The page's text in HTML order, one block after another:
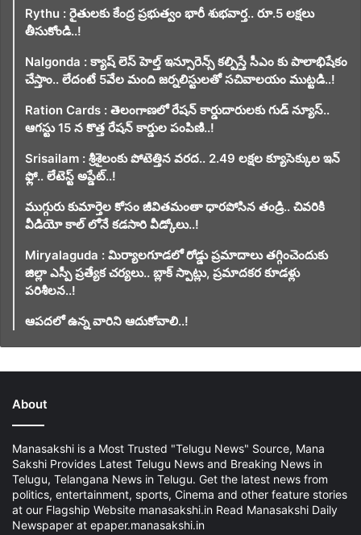
Rythu : రైతులకు కేంద్ర ప్రభుత్వం భారీ శుభవార్త.. రూ.5 లక్షలు
తీసుకోండి..!
Nalgonda : క్యాష్ లెస్ హెల్త్ ఇన్సూరెన్స్ కల్పిస్తే సీఎం కు పాలాభిషేకం
చేస్తాం.. లేదంటే 5వేల మంది జర్నలిస్టులతో సచివాలయం ముట్టడి..!
Ration Cards : తెలంగాణలో రేషన్ కార్డుదారులకు గుడ్ న్యూస్..
ఆగస్టు 15 న కొత్త రేషన్ కార్డుల పంపిణి..!
Srisailam : శ్రీశైలంకు పోటెత్తిన వరద.. 2.49 లక్షల క్యూసెక్కుల ఇన్
ఫ్లో.. లేటెస్ట్ అప్డేట్..!
ముగ్గురు కుమార్తెల కోసం జీవితమంతా ధారపోసిన తండ్రి.. చివరికి
వీడియో కాల్ లోనే కడసారి వీడ్కోలు..!
Miryalaguda : మిర్యాలగూడలో రోడ్డు ప్రమాదాలు తగ్గించెందుకు
జిల్లా ఎస్పీ ప్రత్యేక చర్యలు.. బ్లాక్ స్పాట్లు, ప్రమాదకర కూడళ్లు
పరిశీలన..!
ఆపదలో ఉన్న వారిని ఆదుకోవాలి..!
About
Manasakshi is a Most Trusted "Telugu News" Source, Mana
Sakshi Provides Latest Telugu News and Breaking News in
Telugu, Telangana News in Telugu. Get the latest news from
politics, entertainment, sports, Cinema and other feature stories
at our Flagship Website manasakshi.in Read Manasakshi Daily
Newspaper at epaper.manasakshi.in